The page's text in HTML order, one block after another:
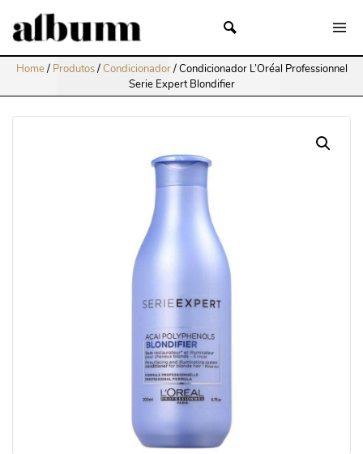
Home/ Produtos/Condicionador/Condicionador L’Oréal Professionnel
Serie Expert Blondifier